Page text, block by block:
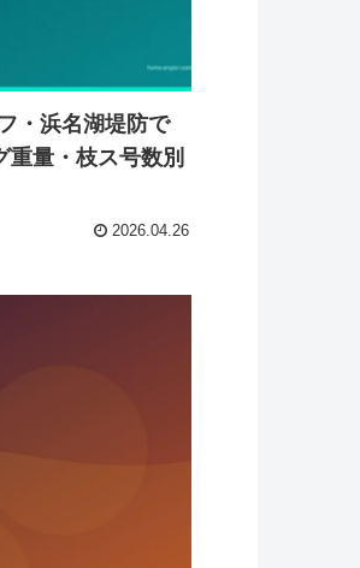
・浜名湖堤防で
量・枝ス号数別
2026.04.26